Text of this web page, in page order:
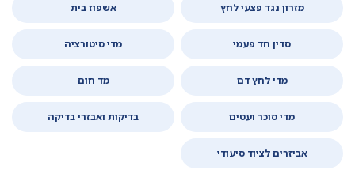
מזרון נגד פצעי לחץ אשפוז בית
סדין חד פעמי מדי סיטורציה
מדי לחץ דם מד חום
מדי סוכר ועטים בדיקות ואבזרי בדיקה
אביזרים לציוד סיעודי